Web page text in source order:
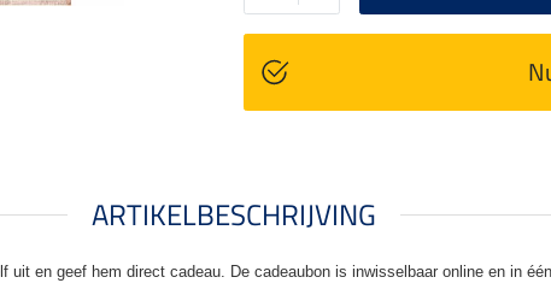
ARTIKELBESCHRIJVING
uit en geef hem direct cadeau. De cadeaubon is inwisselbaar online en in